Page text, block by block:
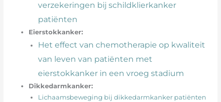
verzekeringen bij schildklierkanker
patiënten
Eierstokkanker:
Het effect van chemotherapie op kwaliteit
van leven van patiënten met
eierstokkanker in een vroeg stadium
Dikkedarmkanker:
Lichaamsbeweging bij dikkedarmkanker patiënten